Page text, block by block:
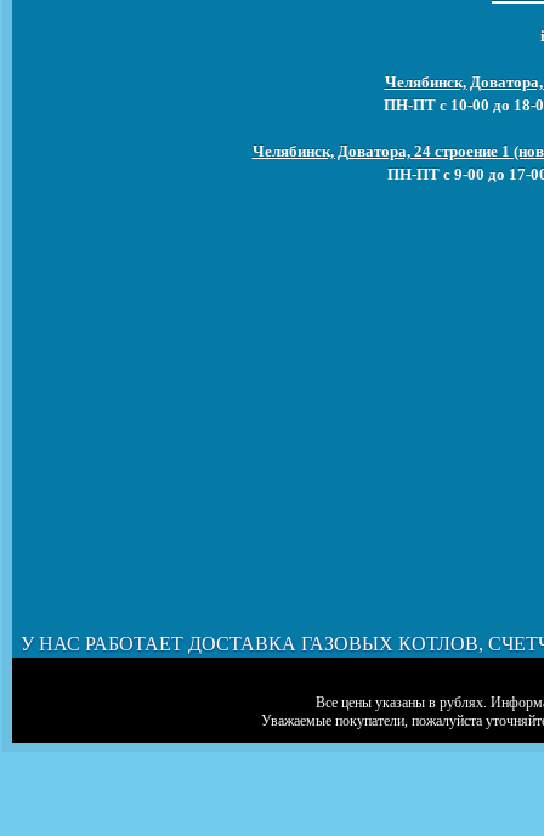
Челябинск,
ПН-ПТ с 10-00 до 18-
Челябинск, Доватора, 24 строение 1
ПН-ПТ с 9-00 до 17-
У НАС РАБОТАЕТ ДОСТАВКА ГАЗОВЫХ КОТЛОВ,
Все цены указаны в рублях.
Уважаемые покупатели, пожалуйста